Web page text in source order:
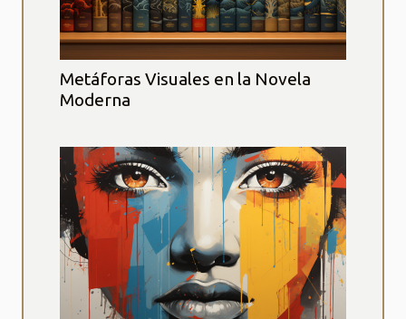
Metáforas Visuales en la Novela
Moderna